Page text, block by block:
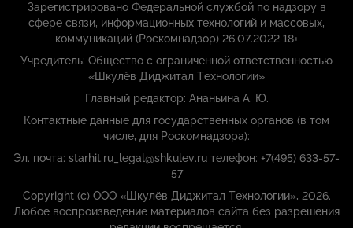
Зарегистрировано Федеральной службой по надзору в
сфере связи, информационных технологий и массовых,
коммуникаций (Роскомнадзор) 26.07.2022 18+
Учредитель: Общество с ограниченной ответственностью
«Шкулёв Диджитал Технологии»
Главный редактор: Ананьина А. Ю.
Контактные данные для государственных органов (в том
числе, для Роскомнадзора):
Эл. почта: starhit.ru_legal@shkulev.ru телефон: +7(495) 633-57-
57
Copyright (с) ООО «Шкулёв Диджитал Технологии», 2026.
Любое воспроизведение материалов сайта без разрешения